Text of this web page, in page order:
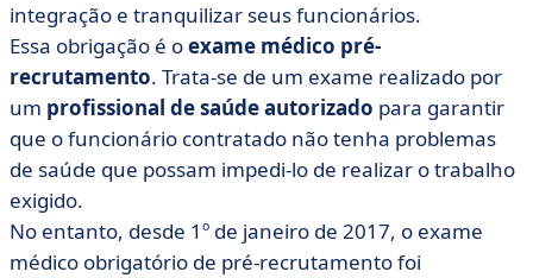
integração e tranquilizar seus funcionários.
Essa obrigação é oexame médico pré-
recrutamento. Trata-se de um exame realizado por
um profissional de saúde autorizado para garantir
que o funcionário contratado não tenha problemas
de saúde que possam impedi-lo de realizar o trabalho
exigido.
No entanto, desde 1º de janeiro de 2017, o exame
médico obrigatório de pré-recrutamento foi